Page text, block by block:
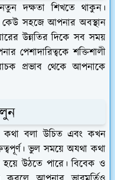
দক্ষতা শিখতে থাকুন।
কেউ সহজে আপনার অবস্থান
উন্নতির দিকে সব সময়
পেশাদারিত্বকে শক্তিশালী
প্রভাব থেকে আপনাকে
বলা উচিত এবং কখন
ভুল সময়ে অযথা কথা
হয়ে উঠতে পারে। বিবেক ও